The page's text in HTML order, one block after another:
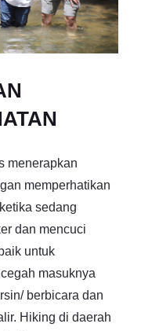
menerapkan
memperhatikan
sedang
dan mencuci
untuk
masuknya
berbicara dan
Hiking di daerah